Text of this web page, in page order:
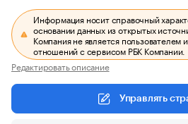
Информация носит справочный
основании данных из открытых
Компания не является пользователем
отношений с сервисом РБК Компании.
Редактировать описание
Управлять